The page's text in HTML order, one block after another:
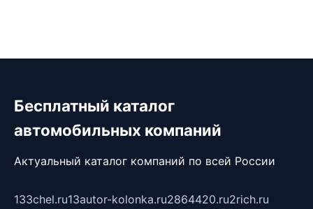
Бесплатный каталог
автомобильных компаний
Актуальный каталог компаний по всей России
133chel.ru13autor-kolonka.ru2864420.ru2rich.ru